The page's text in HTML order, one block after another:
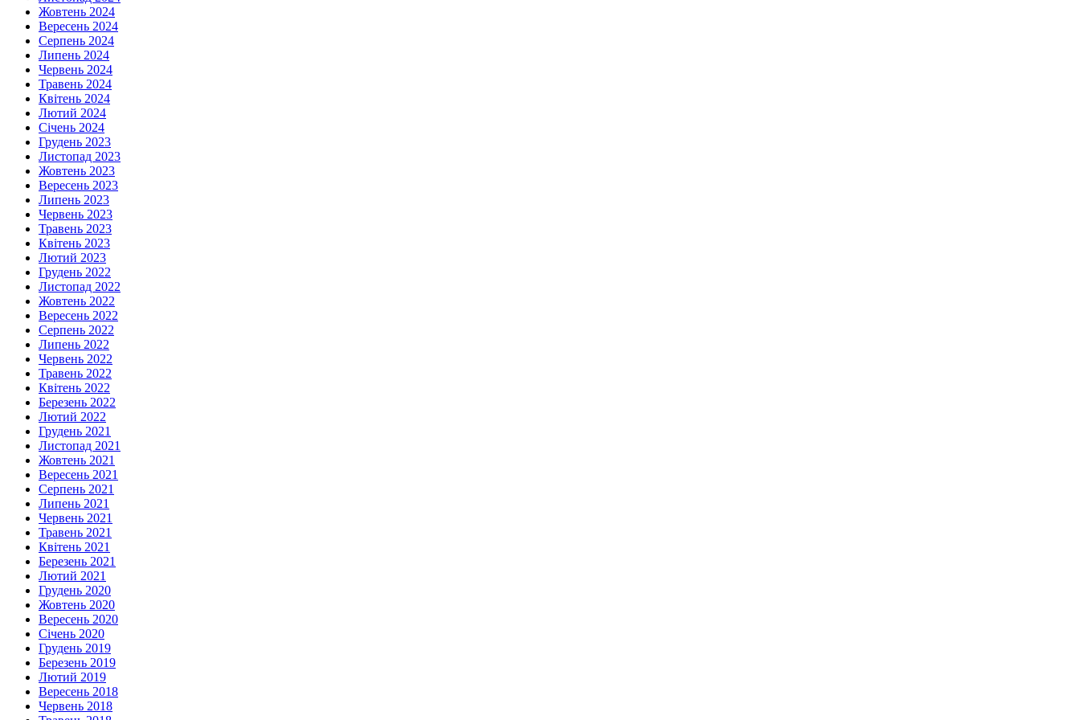
Жовтень 2024
Вересень 2024
Серпень 2024
Липень 2024
Червень 2024
Травень 2024
Квітень 2024
Лютий 2024
Січень 2024
Грудень 2023
Листопад 2023
Жовтень 2023
Вересень 2023
Липень 2023
Червень 2023
Травень 2023
Квітень 2023
Лютий 2023
Грудень 2022
Листопад 2022
Жовтень 2022
Вересень 2022
Серпень 2022
Липень 2022
Червень 2022
Травень 2022
Квітень 2022
Березень 2022
Лютий 2022
Грудень 2021
Листопад 2021
Жовтень 2021
Вересень 2021
Серпень 2021
Липень 2021
Червень 2021
Травень 2021
Квітень 2021
Березень 2021
Лютий 2021
Грудень 2020
Жовтень 2020
Вересень 2020
Січень 2020
Грудень 2019
Березень 2019
Лютий 2019
Вересень 2018
Червень 2018